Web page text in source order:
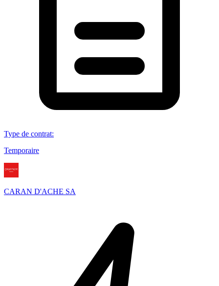
Type de contrat:
Temporaire
CARAN D'ACHE SA